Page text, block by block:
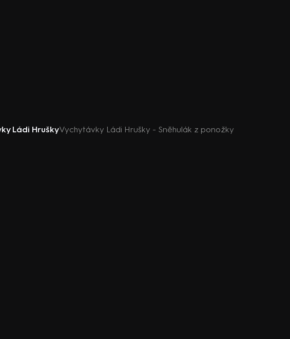
Ládi HruškyVychytávky Ládi Hrušky - Sněhulák z ponožky